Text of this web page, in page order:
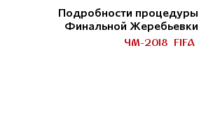
Подробности процедуры
Финальной Жеребьевки
ЧМ-2018 FIFA